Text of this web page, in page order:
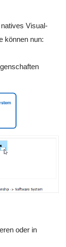
Visual-
können nun:
oder in